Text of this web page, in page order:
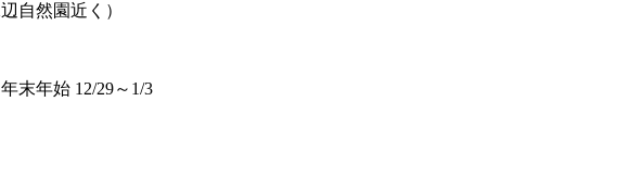
自然園近く）
末年始 12/29～1/3